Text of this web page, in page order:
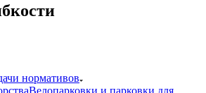
нормативов
Велопарковки и парковки для